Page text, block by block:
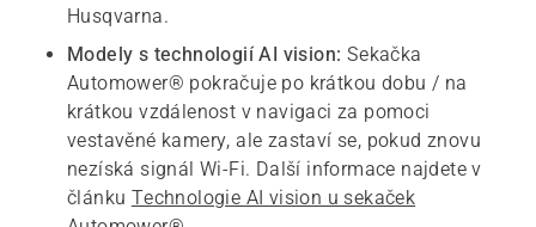
Husqvarna.
Modely s technologií AI vision: Sekačka
Automower® pokračuje po krátkou dobu / na
krátkou vzdálenost v navigaci za pomoci
vestavěné kamery, ale zastaví se, pokud znovu
nezíská signál Wi-Fi. Další informace najdete v
článku Technologie AI vision u sekaček